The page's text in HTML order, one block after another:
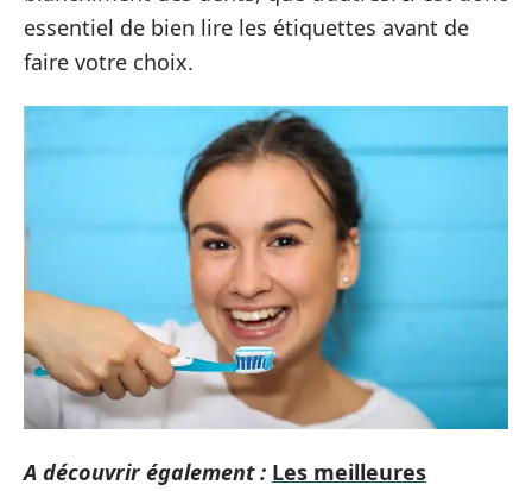
essentiel de bien lire les étiquettes avant de
faire votre choix.
A découvrir également : Les meilleures